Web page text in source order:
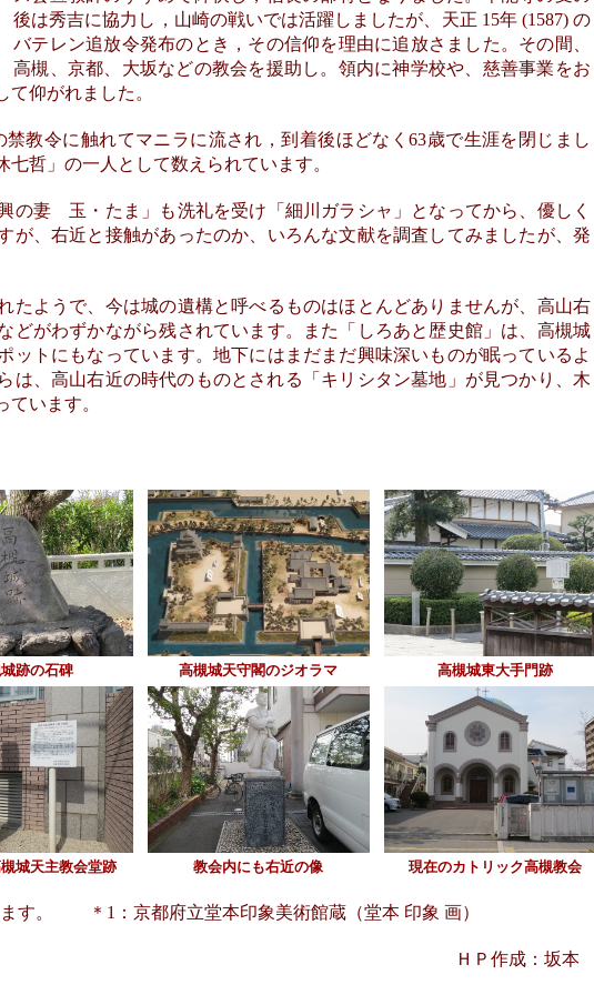
後は秀吉に協力し，山崎の戦いでは活躍しましたが、天正 15年 (1587) の
バテレン追放令発布のとき，その信仰を理由に追放さました。その間、
高槻、京都、大坂などの教会を援助し。領内に神学校や、慈善事業をお
仰がれました。
教令に触れてマニラに流され，到着後ほどなく63歳で生涯を閉じまし
哲」の一人として数えられています。
の妻 玉・たま」も洗礼を受け「細川ガラシャ」となってから、優しく
が、右近と接触があったのか、いろんな文献を調査してみましたが、発
ようで、今は城の遺構と呼べるものはほとんどありませんが、高山右
どがわずかながら残されています。また「しろあと歴史館」は、高槻城
ットにもなっています。地下にはまだまだ興味深いものが眠っているよ
は、高山右近の時代のものとされる「キリシタン墓地」が見つかり、木
います。
跡の石碑 高槻城天守閣のジオラマ 高槻城東大手門跡
城天主教会堂跡 教会内にも右近の像 現在のカトリック高槻教会
ます。 ＊1：京都府立堂本印象美術館蔵（堂本 印象 画）
ＨＰ作成：坂本